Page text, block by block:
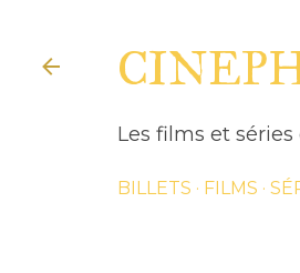
Les films et
BILLETS FILMS